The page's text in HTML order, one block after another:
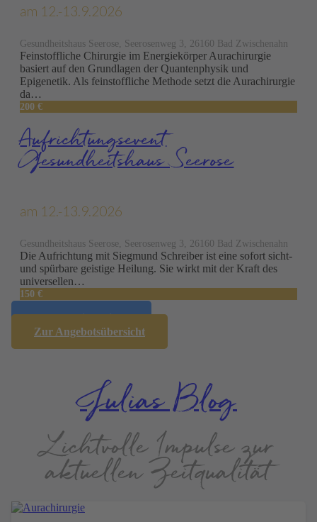
am 12.-13.9.2026
Gesundheitshaus Seerose, Seerosenweg 3, 26160 Bad Zwischenahn
Feinstoffliche Chirurgie im Energiekörper Aurachirurgie
basiert auf den Grundlagen der Quantenphysik und
Epigenetik. Als feinstoffliche Methode setzt die Aurachirurgie
da…
200 €
Aufrich­tungs­event
Gesundheitshaus Seerose
am 12.-13.9.2026
Gesundheitshaus Seerose, Seerosenweg 3, 26160 Bad Zwischenahn
Die Aufrichtung mit Siegmund Schreiber ist eine sofort sicht-
und spürbare geistige Heilung. Sie wirkt mit der Kraft des
universellen…
150 €
Alle Termine zeigen
Zur Angebots­übersicht
Julias Blog
Lichtvolle Impulse zur
aktuellen Zeitqualität